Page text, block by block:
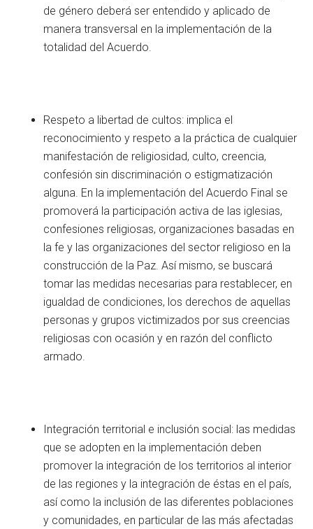
de género deberá ser entendido y aplicado de
manera transversal en la implementación de la
totalidad del Acuerdo.
Respeto a libertad de cultos: implica el
reconocimiento y respeto a la práctica de cualquier
manifestación de religiosidad, culto, creencia,
confesión sin discriminación o estigmatización
alguna. En la implementación del Acuerdo Final se
promoverá la participación activa de las iglesias,
confesiones religiosas, organizaciones basadas en
la fe y las organizaciones del sector religioso en la
construcción de la Paz. Así mismo, se buscará
tomar las medidas necesarias para restablecer, en
igualdad de condiciones, los derechos de aquellas
personas y grupos victimizados por sus creencias
religiosas con ocasión y en razón del conflicto
armado.
Integración territorial e inclusión social: las medidas
que se adopten en la implementación deben
promover la integración de los territorios al interior
de las regiones y la integración de éstas en el país,
así como la inclusión de las diferentes poblaciones
y comunidades, en particular de las más afectadas